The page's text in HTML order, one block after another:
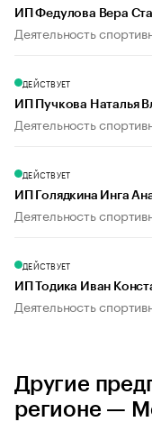
ИП Федулова Вера
Деятельность
ДЕЙСТВУЕТ
ИП Пучкова Наталья
Деятельность
ДЕЙСТВУЕТ
ИП Голядкина Инга
Деятельность
ДЕЙСТВУЕТ
ИП Тодика Иван
Деятельность
Другие
регионе —